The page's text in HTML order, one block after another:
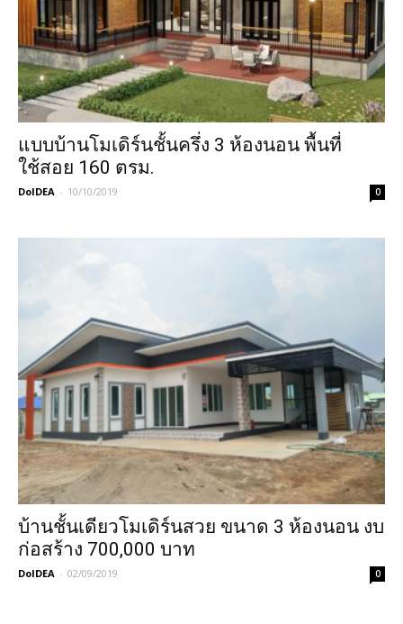
แบบบ้านโมเดิร์นชั้นครึ่ง 3 ห้องนอน พื้นที่
ใช้สอย 160 ตรม.
DoIDEA - 10/10/2019 0
บ้านชั้นเดียวโมเดิร์นสวย ขนาด 3 ห้องนอน งบ
ก่อสร้าง 700,000 บาท
DoIDEA - 02/09/2019 0